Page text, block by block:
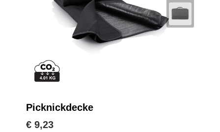
Picknickdecke
€ 9,23